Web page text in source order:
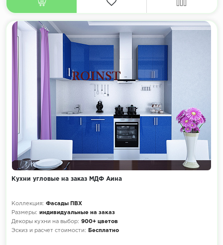
Кухни угловые на заказ МДФ Аина
Коллекция: Фасады ПВХ
Размеры: индивидуальные на заказ
Декоры кухни на выбор: 900+ цветов
Эскиз и расчет стоимости:
Бесплатно